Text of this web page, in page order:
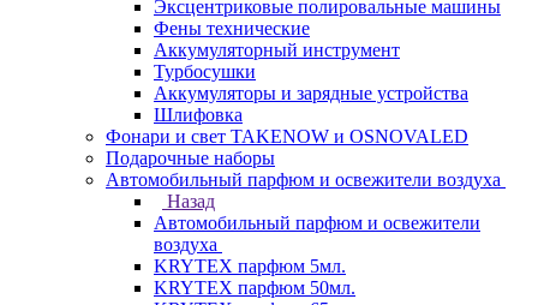
Эксцентриковые полировальные машины
Фены технические
Аккумуляторный инструмент
Турбосушки
Аккумуляторы и зарядные устройства
Шлифовка
Фонари и свет TAKENOW и OSNOVALED
Подарочные наборы
Автомобильный парфюм и освежители воздуха
Назад
Автомобильный парфюм и освежители
воздуха
KRYTEX парфюм 5мл.
KRYTEX парфюм 50мл.